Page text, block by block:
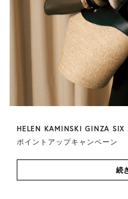
HELEN KAMINSKI GINZA SIX
ポイントアップキャンペーン
続